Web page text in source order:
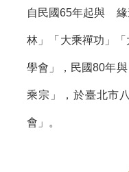
自民國65年起與 緣
林」「大乘禪功」
學會」，民國80年
乘宗」，於臺北市
會」。